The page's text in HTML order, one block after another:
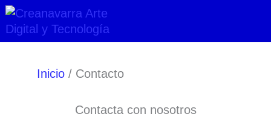
Ir
al
contenido
Inicio Contacto
Contacta con nosotros